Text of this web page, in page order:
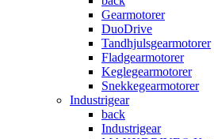
Gearmotorer
DuoDrive
Tandhjulsgearmotorer
Fladgearmotorer
Keglegearmotorer
Snekkegearmotorer
Industrigear
back
Industrigear